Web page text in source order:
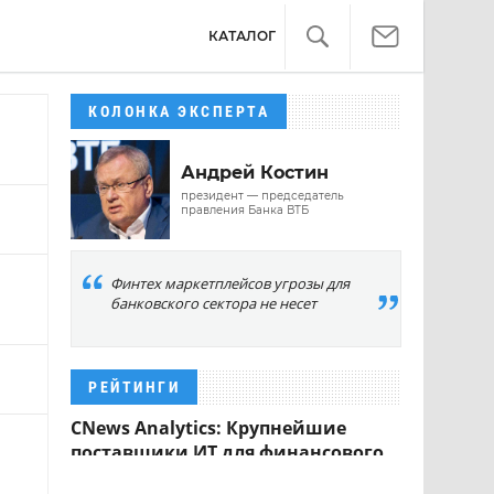
КАТАЛОГ
КОЛОНКА ЭКСПЕРТА
Андрей Костин
президент — председатель
правления Банка ВТБ
Финтех маркетплейсов угрозы для
банковского сектора не несет
РЕЙТИНГИ
CNews Analytics: Крупнейшие
поставщики ИТ для финансового